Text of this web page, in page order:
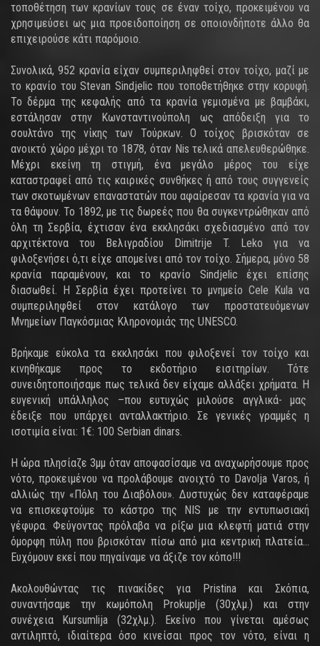
τοποθέτηση των κρανίων τους σε έναν τοίχο, προκειμένου να
χρησιμεύσει ως μια προειδοποίηση σε οποιονδήποτε άλλο θα
επιχειρούσε κάτι παρόμοιο.
Συνολικά, 952 κρανία είχαν συμπεριληφθεί στον τοίχο, μαζί με
το κρανίο του Stevan Sindjelic που τοποθετήθηκε στην κορυφή.
Το δέρμα της κεφαλής από τα κρανία γεμισμένα με βαμβάκι,
εστάλησαν στην Κωνσταντινούπολη ως απόδειξη για το
σουλτάνο της νίκης των Τούρκων. Ο τοίχος βρισκόταν σε
ανοικτό χώρο μέχρι το 1878, όταν Nis τελικά απελευθερώθηκε.
Μέχρι εκείνη τη στιγμή, ένα μεγάλο μέρος του είχε
καταστραφεί από τις καιρικές συνθήκες ή από τους συγγενείς
των σκοτωμένων επαναστατών που αφαίρεσαν τα κρανία για να
τα θάψουν. Το 1892, με τις δωρεές που θα συγκεντρώθηκαν από
όλη τη Σερβία, έχτισαν ένα εκκλησάκι σχεδιασμένο από τον
αρχιτέκτονα του Βελιγραδίου Dimitrije T. Leko για να
φιλοξενήσει ό,τι είχε απομείνει από τον τοίχο. Σήμερα, μόνο 58
κρανία παραμένουν, και το κρανίο Sindjelic έχει επίσης
διασωθεί. Η Σερβία έχει προτείνει το μνημείο Cele Kula να
συμπεριληφθεί στον κατάλογο των προστατευόμενων
Μνημείων Παγκόσμιας Κληρονομιάς της UNESCO.
Βρήκαμε εύκολα τα εκκλησάκι που φιλοξενεί τον τοίχο και
κινηθήκαμε προς το εκδοτήριο εισιτηρίων. Τότε
συνειδητοποιήσαμε πως τελικά δεν είχαμε αλλάξει χρήματα. Η
ευγενική υπάλληλος –που ευτυχώς μιλούσε αγγλικά- μας
έδειξε που υπάρχει ανταλλακτήριο. Σε γενικές γραμμές η
ισοτιμία είναι: 1€: 100 Serbian dinars.
Η ώρα πλησίαζε 3μμ όταν αποφασίσαμε να αναχωρήσουμε προς
νότο, προκειμένου να προλάβουμε ανοιχτό το Davolja Varos, ή
αλλιώς την «Πόλη του Διαβόλου». Δυστυχώς δεν καταφέραμε
να επισκεφτούμε το κάστρο της NIS με την εντυπωσιακή
γέφυρα. Φεύγοντας πρόλαβα να ρίξω μια κλεφτή ματιά στην
όμορφη πύλη που βρισκόταν πίσω από μια κεντρική πλατεία…
Ευχόμουν εκεί που πηγαίναμε να άξιζε τον κόπο!!!
Ακολουθώντας τις πινακίδες για Pristina και Σκόπια,
συναντήσαμε την κωμόπολη Prokuplje (30χλμ.) και στην
συνέχεια Kursumlija (32χλμ.). Εκείνο που γίνεται αμέσως
αντιληπτό, ιδιαίτερα όσο κινείσαι προς τον νότο, είναι η